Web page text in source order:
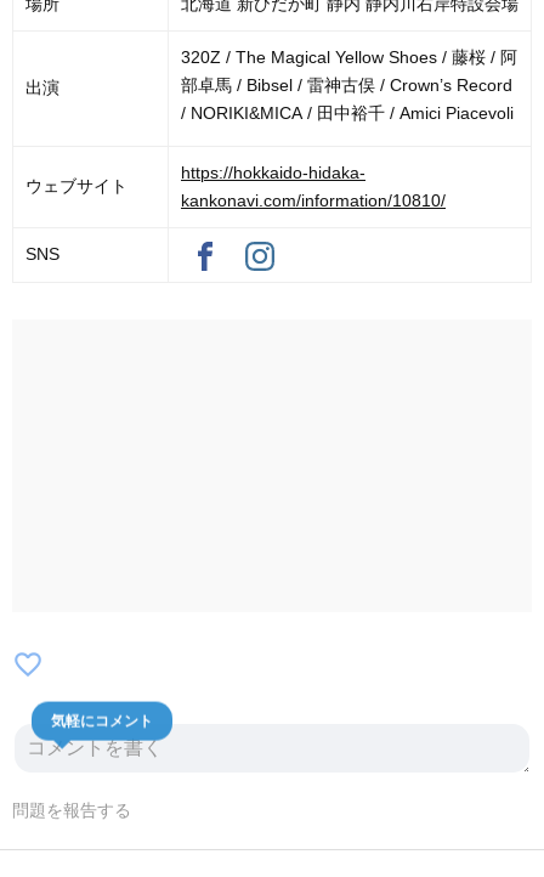
場所 北海道 新ひだか町 静内 静内川右岸特設会場
出演
320Z / The Magical Yellow Shoes / 藤桜 / 阿
部卓馬 / Bibsel / 雷神古俣 / Crown’s Record
/ NORIKI&MICA / 田中裕千 / Amici Piacevoli
ウェブサイト
https://hokkaido-hidaka-
kankonavi.com/information/10810/
SNS
favorite_border
気軽にコメント
問題を報告する